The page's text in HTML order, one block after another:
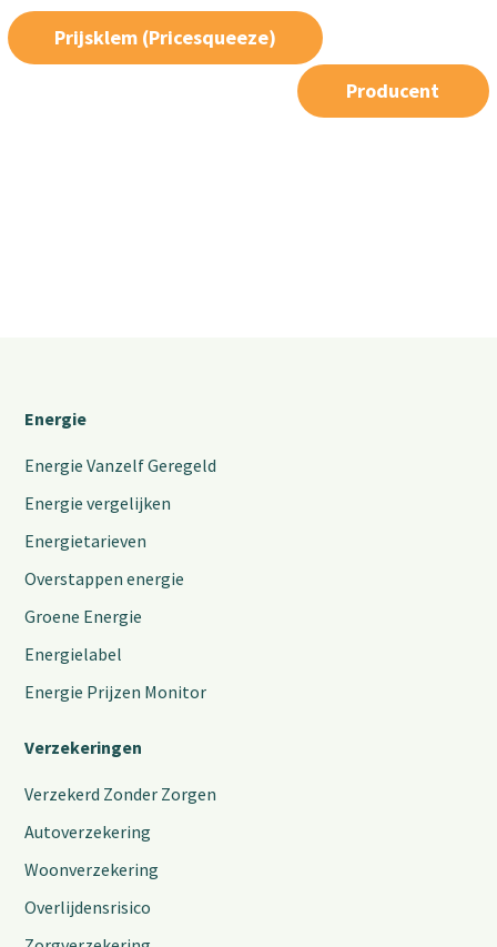
Prijsklem (Pricesqueeze)
Producent
Energie
Energie Vanzelf Geregeld
Energie vergelijken
Energietarieven
Overstappen energie
Groene Energie
Energielabel
Energie Prijzen Monitor
Verzekeringen
Verzekerd Zonder Zorgen
Autoverzekering
Woonverzekering
Overlijdensrisico